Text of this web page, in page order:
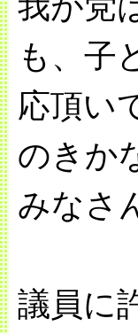
も、子
応頂い
のきか
みなさ
議員に